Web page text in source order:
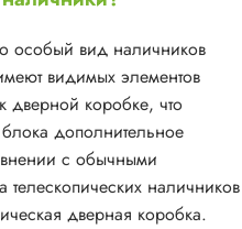
особый вид наличников
видимых элементов
дверной коробке, что
дополнительное
с обычными
наличников
дверная коробка.